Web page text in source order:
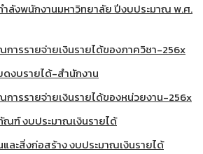
ลังพนักงานมหาวิทยาลัย ปีงบประมาณ พ.ศ.
ารรายจ่ายเงินรายได้ของภาควิชา-256x
งบรายได้-สำนักงาน
ารรายจ่ายเงินรายได้ของหน่วยงาน-256x
ฑ์ งบประมาณเงินรายได้
ะสิ่งก่อสร้าง งบประมาณเงินรายได้